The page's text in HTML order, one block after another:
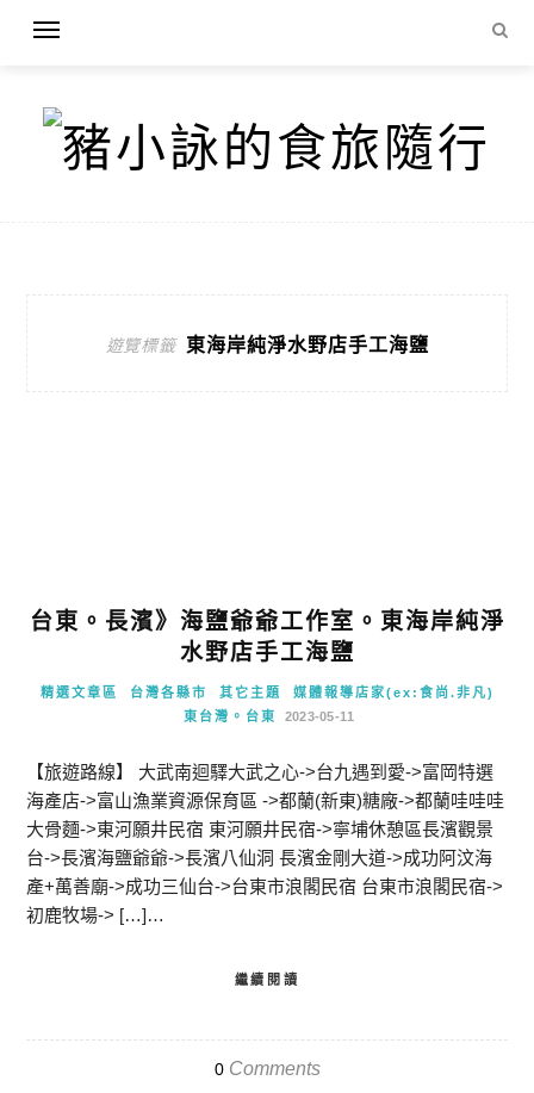
遊覽標籤 東海岸純淨水野店手工海鹽
台東。長濱》海鹽爺爺工作室。東海岸純淨
水野店手工海鹽
精選文章區 台灣各縣市 其它主題
媒體報導店家(ex:食尚.非凡)
東台灣。台東
2023-05-11
【旅遊路線】 大武南迴驛大武之心->台九遇到愛->富岡特選
海產店->富山漁業資源保育區 ->都蘭(新東)糖廠->都蘭哇哇哇
大骨麵->東河願井民宿 東河願井民宿->寧埔休憩區長濱觀景
台->長濱海鹽爺爺->長濱八仙洞 長濱金剛大道->成功阿汶海
產+萬善廟->成功三仙台->台東市浪閣民宿 台東市浪閣民宿->
初鹿牧場-> […]…
繼續閱讀
0Comments